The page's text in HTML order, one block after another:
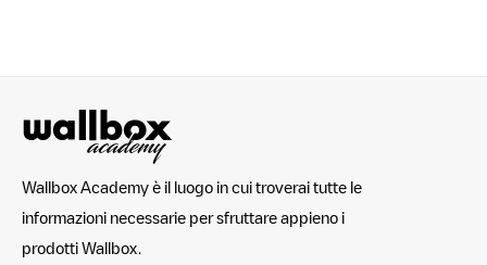
Wallbox Academy è il luogo in cui troverai tutte le
informazioni necessarie per sfruttare appieno i
prodotti Wallbox.